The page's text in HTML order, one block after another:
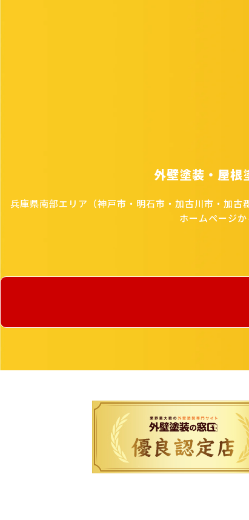
外壁塗装・屋根
兵庫県南部エリア（神戸市・明石市・加古川市・加古
ホームページ